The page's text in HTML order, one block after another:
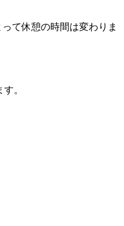
て休憩の時間は変わりま
。